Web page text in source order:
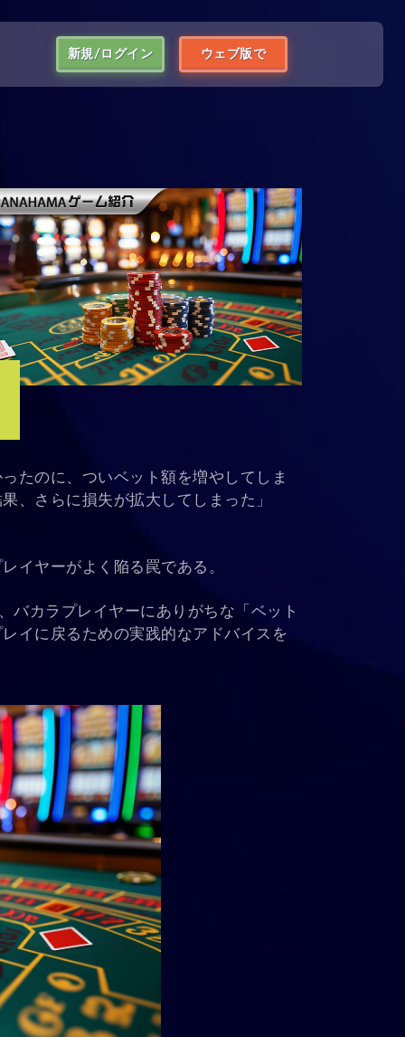
新規/ログイン ウェブ版で
たのに、ついベット額を増やしてしま
、さらに損失が拡大してしまった」
イヤーがよく陥る罠である。
バカラプレイヤーにありがちな「ベット
イに戻るための実践的なアドバイスを